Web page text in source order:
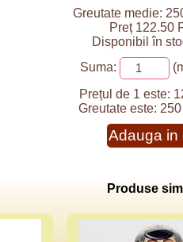
Greutate medie:
Preț 122.50
Disponibil în
Suma:
Prețul de 1 este:
Greutate este:
Adauga in
Produse